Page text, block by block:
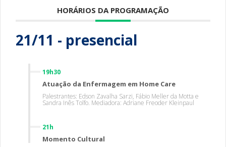
HORÁRIOS DA PROGRAMAÇÃO
21/11 - presencial
19h30
Atuação da Enfermagem em Home Care
Palestrantes: Edson Zavalha Sarzi, Fábio Meller da Motta e
Sandra Inês Tolfo. Mediadora: Adriane Freoder Kleinpaul
21h
Momento Cultural